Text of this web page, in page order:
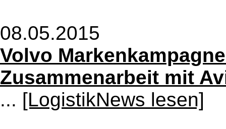
08.05.2015
Volvo
Zusammenarbeit mit
... [LogistikNews lesen]